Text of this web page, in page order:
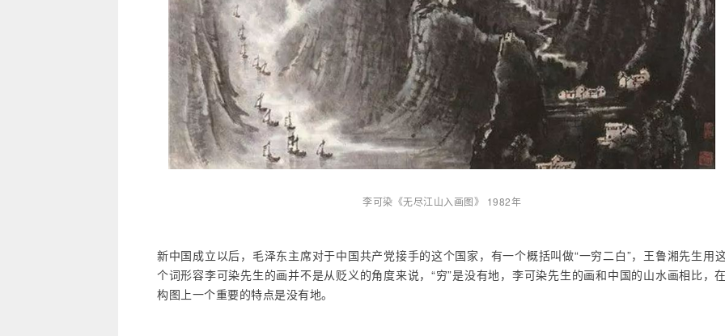
李可染《无尽江山入画图》 1982年
新中国成立以后，毛泽东主席对于中国共产党接手的这个国家，有一个概括叫做“一穷二白”，王鲁湘先生用
个词形容李可染先生的画并不是从贬义的角度来说，“穷”是没有地，李可染先生的画和中国的山水画相比，在
构图上一个重要的特点是没有地。